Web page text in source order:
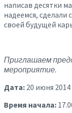
написав десятки
надеемся,
своей будущей
Приглашаем
мероприятие.
Дата: 20 июня 2014
Время начала: